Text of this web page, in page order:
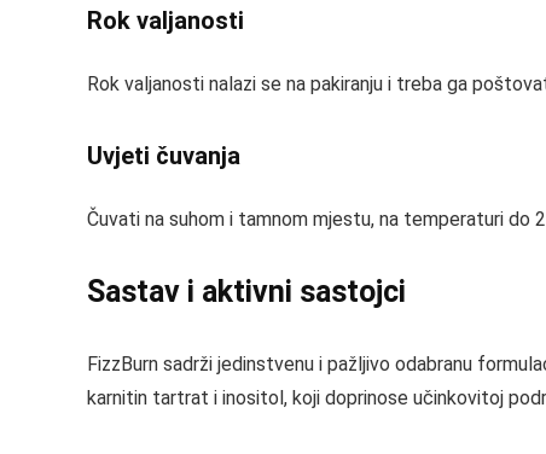
Rok valjanosti
Rok valjanosti nalazi se na pakiranju i treba ga
Uvjeti čuvanja
Čuvati na suhom i tamnom mjestu, na temperaturi do
Sastav i aktivni sastojci
FizzBurn sadrži jedinstvenu i pažljivo odabranu
karnitin tartrat i inositol, koji doprinose učinkovitoj